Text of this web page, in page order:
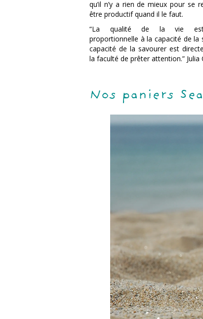
qu’il n’y a rien de mieux pour se
être productif quand il le faut.
“La qualité de la vie est
proportionnelle à la capacité de la
capacité de la savourer est
la faculté de prêter attention.” Julia
Nos paniers